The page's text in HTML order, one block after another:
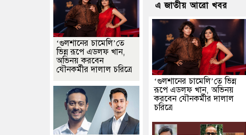
এ জাতীয় আরো খবর
‘গুলশানের চামেলি’তে ভিন্ন
রূপে এডলফ খান, অভিনয়
করবেন যৌনকর্মীর দালাল
চরিত্রে
‘গুলশানের চামেলি’তে
ভিন্ন রূপে এডলফ খান,
অভিনয় করবেন
যৌনকর্মীর দালাল চরিত্রে